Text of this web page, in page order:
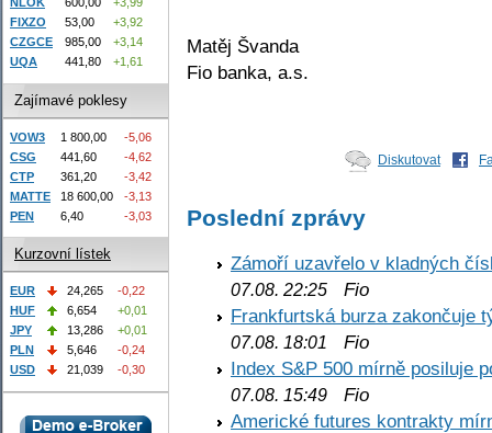
Matěj Švanda
Fio banka, a.s.
Diskutovat
Poslední zprávy
Zámoří uzavřelo v kladných
07.08. 22:25 Fio
Frankfurtská burza zakončuje
07.08. 18:01
Fio
Index S&P 500 mírně posiluje
07.08. 15:49 Fio
Americké futures kontrakty
FIXZO
53,00
+3,92
CZGCE
985,00
+3,14
UQA
441,80 +1,61
Zajímavé poklesy
VOW3 1 800,00
-5,06
CSG
441,60
-4,62
CTP
361,20
-3,42
MATTE
18 600,00
-3,13
PEN
6,40 -3,03
Kurzovní lístek
EUR 24,265
-0,22
HUF
6,654
+0,01
JPY
13,286
+0,01
PLN
5,646
-0,24
USD
21,039 -0,30